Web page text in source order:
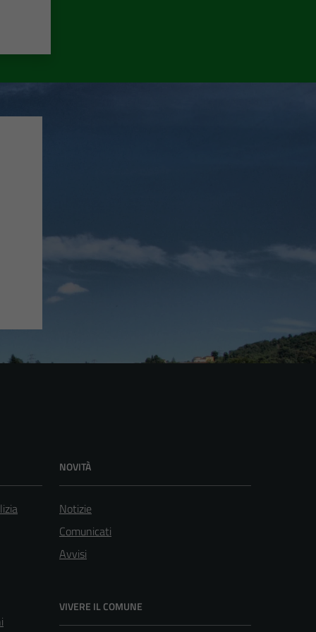
NOVITÀ
Notizie
Comunicati
Avvisi
VIVERE IL COMUNE